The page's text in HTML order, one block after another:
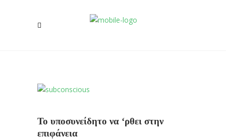
To υποσυνείδητο να ‘ρθει στην
επιφάνεια